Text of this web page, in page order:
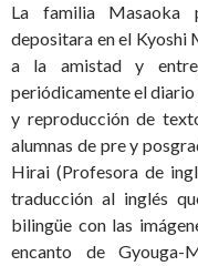
La familia Masaoka
depositara en el Kyoshi
a la amistad y
periódicamente el diario
y reproducción de
alumnas de pre y
Hirai (Profesora de
traducción al inglés
bilingüe con las
encanto de Gyouga-